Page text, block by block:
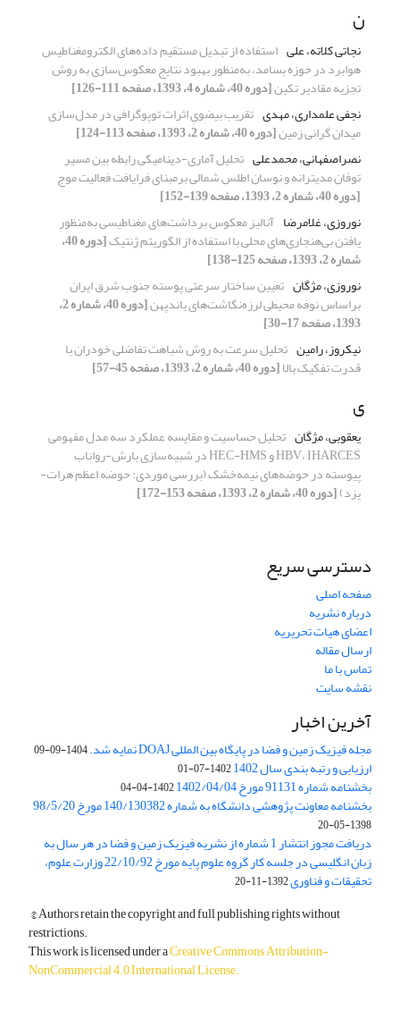
ن
نجاتی کلاته، علی استفاده از تبدیل مستقیم داده‌‌های الکترومغناطیس
هوابرد در حوزه بسامد، به‌منظور بهبود نتایج معکوس‌سازی به روش
تجزیه مقادیر تکین[دوره 40، شماره 4، 1393، صفحه 111-126]
نجفی علمداری، مهدی تقریب بیضویِ اثرات توپوگرافی در مدل‌سازی
میدان گرانی زمین[دوره 40، شماره 2، 1393، صفحه 113-124]
نصراصفهانی، محمدعلی تحلیل آماری-دینامیکی رابطه بین مسیر
توفان مدیترانه و نوسان اطلس شمالی برمبنای فرایافت فعالیت موج
[دوره 40، شماره 2، 1393، صفحه 139-152]
نوروزی، غلامرضا آنالیز معکوس برداشت‌های مغناطیسی به‌منظور
یافتن بی‌هنجاری‌ها‌‌ی محلی با استفاده از الگوریتم ژنتیک [دوره 40،
شماره 2، 1393، صفحه 125-138]
نوروزی، مژگان تعیین ساختار سرعتی پوسته جنوب شرق ایران
براساس نوفه محیطی لرزه‌نگاشت‌‌های باندپهن [دوره 40، شماره 2،
1393، صفحه 17-30]
نیکروز، رامین تحلیل سرعت به روش شباهت تفاضلی خودران با
قدرت تفکیک بالا[دوره 40، شماره 2، 1393، صفحه 45-57]
ی
یعقوبی، مژگان تحلیل حساسیت و مقایسه عملکرد سه مدل مفهومی
HBV، IHARCES و HEC-HMS در شبیه‌سازی بارش-رواناب
پیوسته در حوضه‌‌های نیمه‌خشک (بررسی موردی: حوضه اعظم هرات-
یزد)[دوره 40، شماره 2، 1393، صفحه 153-172]
دسترسی سریع
صفحه اصلی
درباره نشریه
اعضای هیات تحریریه
ارسال مقاله
تماس با ما
نقشه سایت
آخرین اخبار
مجله فیزیک زمین و فضا در پایگاه بین المللی DOAJ نمایه شد. 1404-09-09
ارزیابی و رتبه بندی سال 1402 1402-07-01
بخشنامه شماره 91131 مورخ 1402/04/04 1402-04-04
بخشنامه معاونت پژوهشی دانشگاه به شماره 140/130382 مورخ 98/5/20
1398-05-20
دریافت مجوز انتشار 1 شماره از نشریه فیزیک زمین و فضا در هر سال به
زبان انگلیسی در جلسه کار گروه علوم پایه مورخ 22/10/92 وزارت علوم،
تحقیقات و فناوری1392-11-20
© Authors retain the copyright and full publishing rights without
restrictions.
This work is licensed under aCreative Commons Attribution-
NonCommercial 4.0 International License.